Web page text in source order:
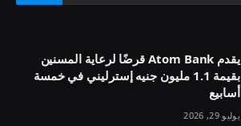
يقدم Atom Bank قرضًا لرعاية المسنين
بقيمة 1.1 مليون جنيه إسترليني في خمسة
أسابيع
يوليو 29, 2026